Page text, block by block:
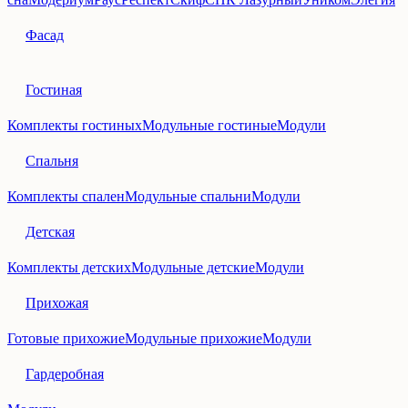
Фасад
Гостиная
Комплекты гостиныхМодульные гостиныеМодули
Спальня
Комплекты спаленМодульные спальниМодули
Детская
Комплекты детскихМодульные детскиеМодули
Прихожая
Готовые прихожиеМодульные прихожиеМодули
Гардеробная